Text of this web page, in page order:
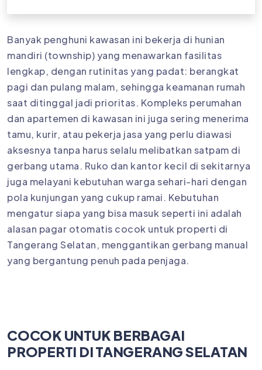
Banyak penghuni kawasan ini bekerja di hunian
mandiri (township) yang menawarkan fasilitas
lengkap, dengan rutinitas yang padat: berangkat
pagi dan pulang malam, sehingga keamanan rumah
saat ditinggal jadi prioritas. Kompleks perumahan
dan apartemen di kawasan ini juga sering menerima
tamu, kurir, atau pekerja jasa yang perlu diawasi
aksesnya tanpa harus selalu melibatkan satpam di
gerbang utama. Ruko dan kantor kecil di sekitarnya
juga melayani kebutuhan warga sehari-hari dengan
pola kunjungan yang cukup ramai. Kebutuhan
mengatur siapa yang bisa masuk seperti ini adalah
alasan pagar otomatis cocok untuk properti di
Tangerang Selatan, menggantikan gerbang manual
yang bergantung penuh pada penjaga.
COCOK UNTUK BERBAGAI
PROPERTI DI TANGERANG SELATAN